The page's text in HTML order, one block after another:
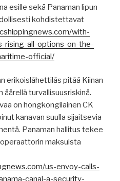
esille sekä Panaman lipun
kohdistettavat
with-
rising-all-options-on-the-
official/
erikoislähettiläs pitää Kiinan
äärellä turvallisuusriskinä.
on hongkongilainen CK
kanavan suulla sijaitsevia
Panaman hallitus tekee
maksuista
us-envoy-calls-
canal-a-security-